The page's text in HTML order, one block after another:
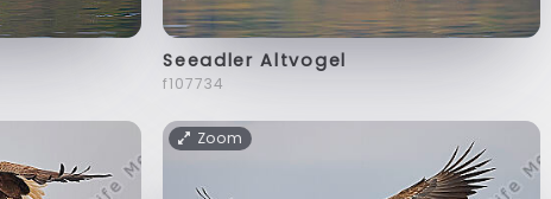
Seeadler Altvogel
f107734
Zoom